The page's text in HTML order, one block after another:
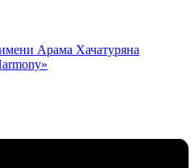
Арама Хачатуряна